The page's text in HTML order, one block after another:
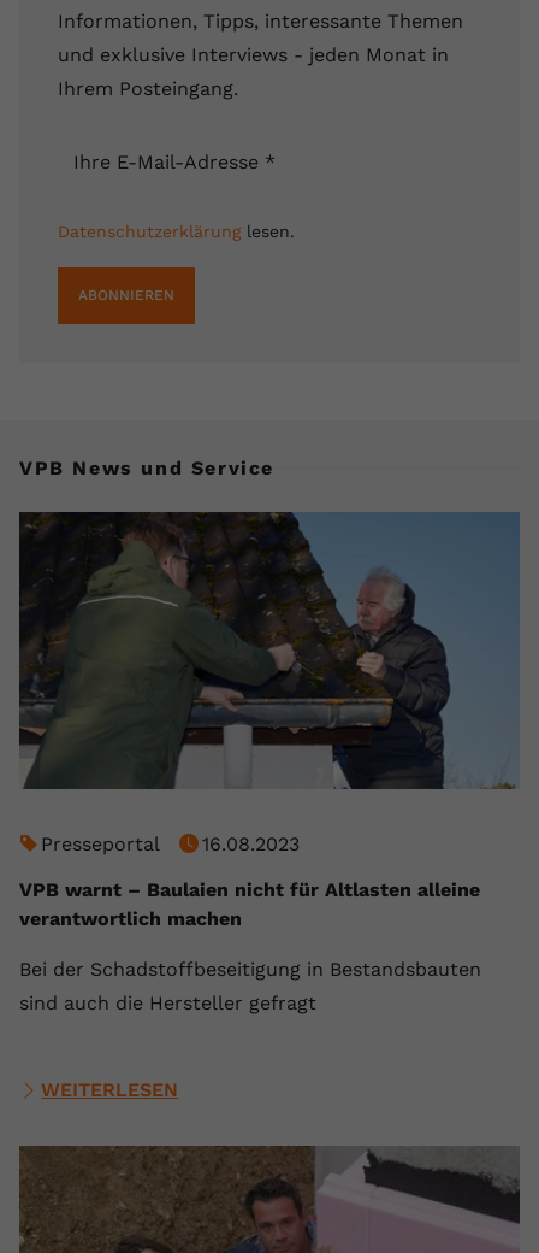
Informationen, Tipps, interessante Themen
und exklusive Interviews - jeden Monat in
Ihrem Posteingang.
Ihre E-Mail-Adresse *
Datenschutzerklärunglesen.
ABONNIEREN
VPB News und Service
Presseportal
16.08.2023
VPB warnt – Baulaien nicht für Altlasten alleine
verantwortlich machen
Bei der Schadstoffbeseitigung in Bestandsbauten
sind auch die Hersteller gefragt
WEITERLESEN